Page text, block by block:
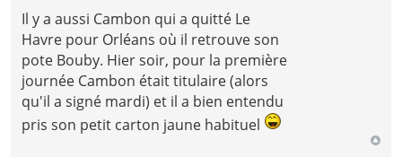
Il y a aussi Cambon qui a quitté Le
Havre pour Orléans où il retrouve son
pote Bouby. Hier soir, pour la première
journée Cambon était titulaire (alors
qu'il a signé mardi) et il a bien entendu
pris son petit carton jaune habituel